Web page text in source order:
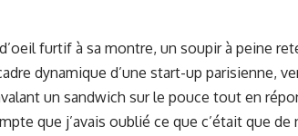
furtif à sa montre, un soupir à peine
dynamique d’une start-up parisienne,
un sandwich sur le pouce tout en
que j’avais oublié ce que c’était que de